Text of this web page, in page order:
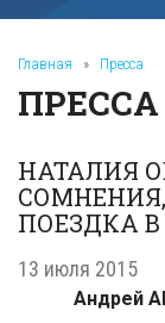
Главная » Пресса
ПРЕССА
НАТАЛИЯ
ПОЕЗДКА
13 июля 2015
Андрей